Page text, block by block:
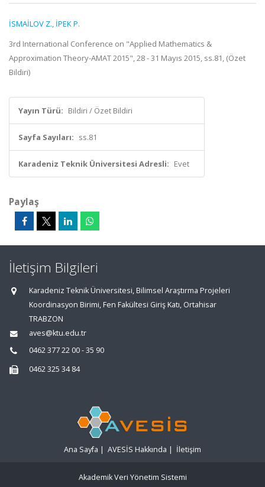
İSMAİLOV Z., İPEK P.
3rd International Conference on "Applied Mathematics &
Approximation Theory-AMAT 2015", 28 - 31 Mayıs 2015, ss.81, (Özet
Bildiri)
Yayın Türü: Bildiri / Özet Bildiri
Sayfa Sayıları: ss.81
Karadeniz Teknik Üniversitesi Adresli: Evet
Paylaş
İletişim Bilgileri
Karadeniz Teknik Üniversitesi, Bilimsel Araştırma Projeleri
Koordinasyon Birimi, Fen Fakültesi Giriş Katı, Ortahisar
TRABZON
aves@ktu.edu.tr
0462 377 22 00 - 35 90
0462 325 34 84
Ana Sayfa | AVESİS Hakkında | İletişim
Akademik Veri Yönetim Sistemi